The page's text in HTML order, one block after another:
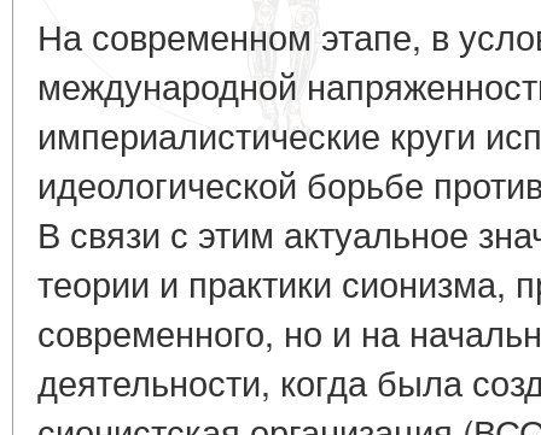
На современном этапе, в
международной
империалистические круги
идеологической борьбе
В связи с этим актуальное
теории и практики сионизма,
современного, но и на
деятельности, когда была